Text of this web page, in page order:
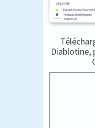
Diablotine,